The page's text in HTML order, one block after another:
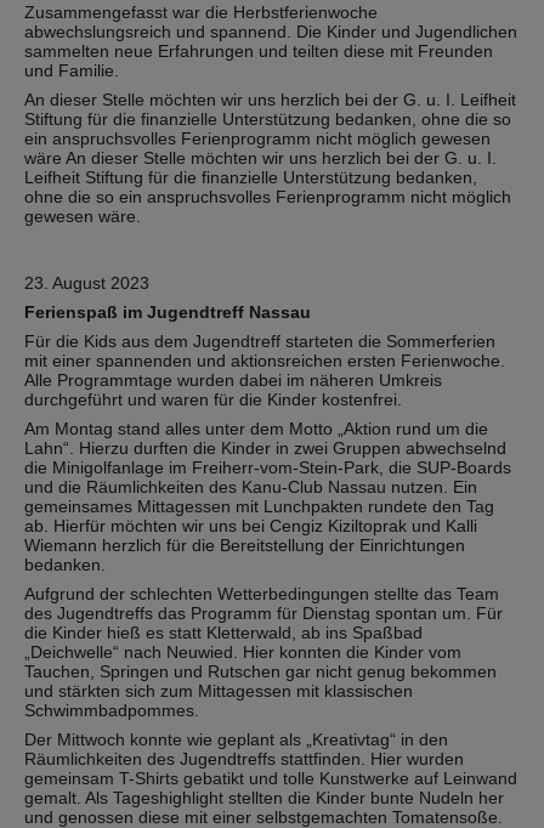
Zusammengefasst war die Herbstferienwoche
abwechslungsreich und spannend. Die Kinder und Jugendlichen
sammelten neue Erfahrungen und teilten diese mit Freunden
und Familie.
An dieser Stelle möchten wir uns herzlich bei der G. u. I. Leifheit
Stiftung für die finanzielle Unterstützung bedanken, ohne die so
ein anspruchsvolles Ferienprogramm nicht möglich gewesen
wäre An dieser Stelle möchten wir uns herzlich bei der G. u. I.
Leifheit Stiftung für die finanzielle Unterstützung bedanken,
ohne die so ein anspruchsvolles Ferienprogramm nicht möglich
gewesen wäre.
23. August 2023
Ferienspaß im Jugendtreff Nassau
Für die Kids aus dem Jugendtreff starteten die Sommerferien
mit einer spannenden und aktionsreichen ersten Ferienwoche.
Alle Programmtage wurden dabei im näheren Umkreis
durchgeführt und waren für die Kinder kostenfrei.
Am Montag stand alles unter dem Motto „Aktion rund um die
Lahn“. Hierzu durften die Kinder in zwei Gruppen abwechselnd
die Minigolfanlage im Freiherr-vom-Stein-Park, die SUP-Boards
und die Räumlichkeiten des Kanu-Club Nassau nutzen. Ein
gemeinsames Mittagessen mit Lunchpakten rundete den Tag
ab. Hierfür möchten wir uns bei Cengiz Kiziltoprak und Kalli
Wiemann herzlich für die Bereitstellung der Einrichtungen
bedanken.
Aufgrund der schlechten Wetterbedingungen stellte das Team
des Jugendtreffs das Programm für Dienstag spontan um. Für
die Kinder hieß es statt Kletterwald, ab ins Spaßbad
„Deichwelle“ nach Neuwied. Hier konnten die Kinder vom
Tauchen, Springen und Rutschen gar nicht genug bekommen
und stärkten sich zum Mittagessen mit klassischen
Schwimmbadpommes.
Der Mittwoch konnte wie geplant als „Kreativtag“ in den
Räumlichkeiten des Jugendtreffs stattfinden. Hier wurden
gemeinsam T-Shirts gebatikt und tolle Kunstwerke auf Leinwand
gemalt. Als Tageshighlight stellten die Kinder bunte Nudeln her
und genossen diese mit einer selbstgemachten Tomatensoße.